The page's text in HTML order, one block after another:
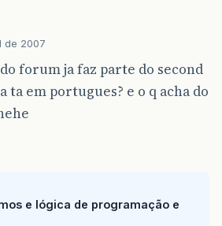
de 2007
forum ja faz parte do second
ta em portugues? e o q acha do
e lógica de programação e